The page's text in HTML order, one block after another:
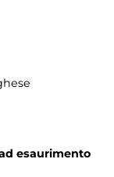
esaurimento